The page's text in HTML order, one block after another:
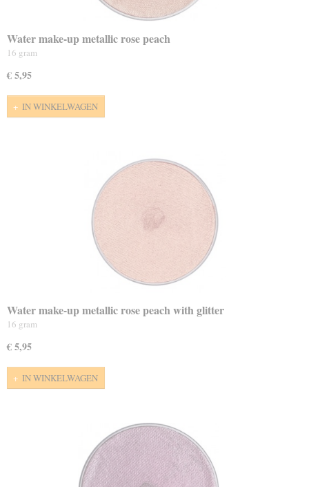
Water make-up metallic rose peach
16 gram
€ 5,95
IN WINKELWAGEN
Water make-up metallic rose peach with glitter
16 gram
€ 5,95
IN WINKELWAGEN